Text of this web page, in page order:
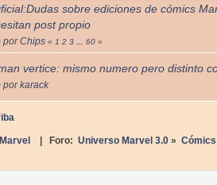
sobre ediciones de cómics
post propio
porChips « 1 2 3 ... 60 »
vertice: mismo numero pero distinto
porkarack
| Foro: Universo Marvel 3.0» Cómics